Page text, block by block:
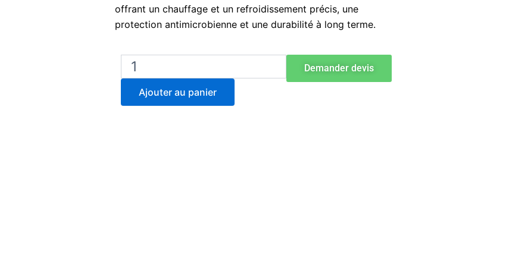
offrant un chauffage et un refroidissement précis, une
protection antimicrobienne et une durabilité à long terme.
quantité
Lab
Armor
Beads
Ajouter au panier
Demander devis